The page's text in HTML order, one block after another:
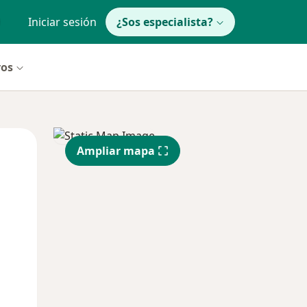
Iniciar sesión ¿Sos especialista?
Jue
13 Ago
Vie
14 Ago
Ampliar mapa